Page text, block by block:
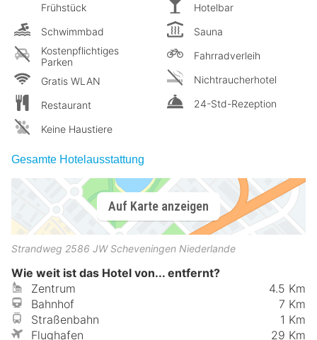
Frühstück
Schwimmbad
Kostenpflichtiges
Parken
Gratis WLAN
Restaurant
Keine Haustiere
Hotelbar
Sauna
Fahrradverleih
Nichtraucherhotel
24-Std-Rezeption
Gesamte Hotelausstattung
Auf Karte anzeigen
Strandweg 2586 JW Scheveningen Niederlande
Wie weit ist das Hotel von... entfernt?
Zentrum
4.5 Km
Bahnhof
7 Km
Straßenbahn
1 Km
Flughafen
29 Km